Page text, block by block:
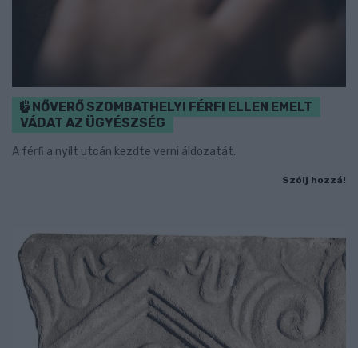
NŐVERŐ SZOMBATHELYI FÉRFI ELLEN EMELT
VÁDAT AZ ÜGYÉSZSÉG
A férfi a nyílt utcán kezdte verni áldozatát.
Szólj hozzá!